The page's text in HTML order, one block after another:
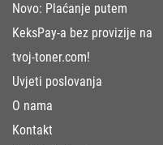
Novo: Plaćanje putem
KeksPay-a bez provizije na
tvoj-toner.com!
Uvjeti poslovanja
O nama
Kontakt